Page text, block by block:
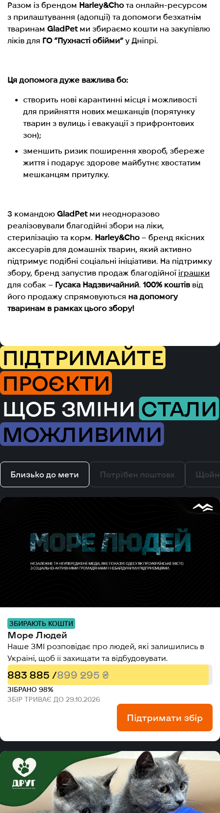
Разом із брендом Harley&Cho та онлайн-ресурсом
з прилаштування (адопції) та допомоги безхатнім
тваринамGladPetми збираємо кошти на закупівлю
ліків для ГО “Пухнасті обійми”у Дніпрі.
Ця допомога дуже важлива бо:
створить нові карантинні місця і можливості
для прийняття нових мешканців (порятунку
тварин з вулиць і евакуації з прифронтових
зон);
зменшить ризик поширення хвороб, збереже
життя і подарує здорове майбутнє хвостатим
мешканцям притулку.
З командою GladPetми неодноразово
реалізовували благодійні збори на ліки,
стерилізацію та корм. Harley&Cho – бренд якісних
аксесуарів для домашніх тварин, який активно
підтримує подібні соціальні ініціативи. На підтримку
збору, бренд запустив продаж благодійної іграшки
для собак – Гусака Надзвичайний.100% коштів від
його продажу спрямовуються на допомогу
тваринам в рамках цього збору!
ПІДТРИМАЙТЕ
ПРОЄКТИ
ЩОБ ЗМІНИ СТАЛИ
МОЖЛИВИМИ
Близько до мети Потрібен поштовх
ЗБИРАЮТЬ КОШТИ
Море Людей
Наше ЗМІ розповідає про людей, які залишились в
Україні, щоб її захищати та відбудовувати.
883 885 /899 295 ₴
ЗІБРАНО 98%
ЗБІР ТРИВАЄ ДО 29.10.2026
Підтримати збір